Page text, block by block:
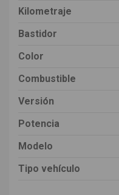
Kilometraje
Bastidor
Color
Combustible
Versión
Potencia
Modelo
Tipo vehículo